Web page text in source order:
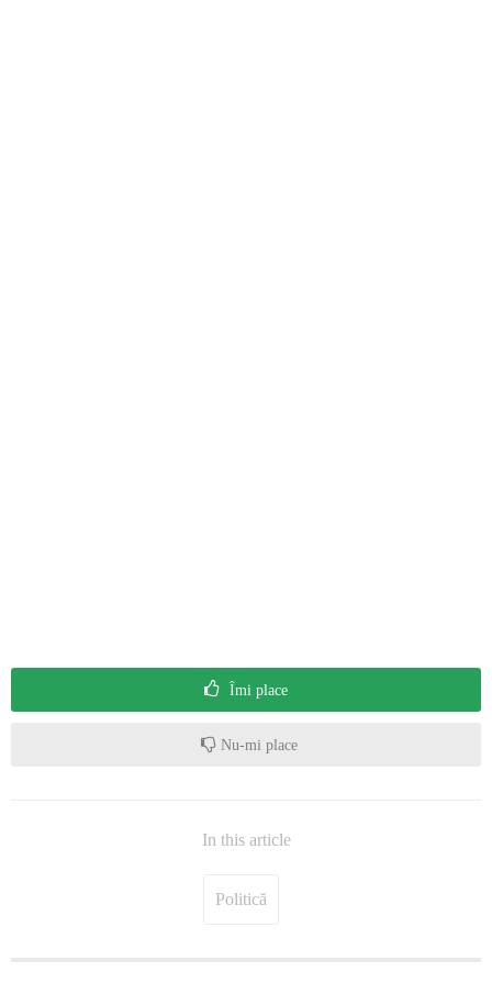
Îmi place
Nu-mi place
In this article
Politică